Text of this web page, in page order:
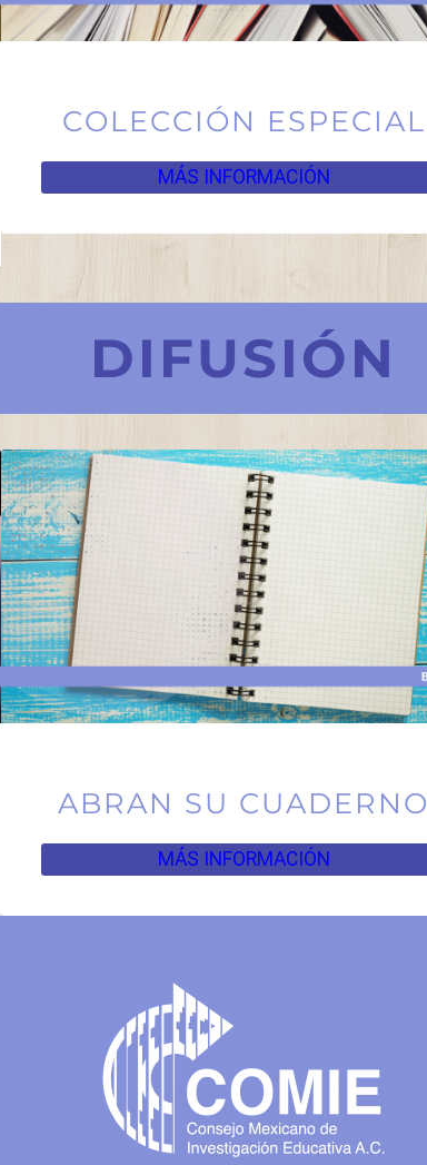
COLECCIÓN ESPECIAL
MÁS INFORMACIÓN
DIFUSIÓN
ABRAN SU CUADERNO
MÁS INFORMACIÓN